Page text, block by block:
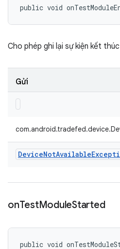
public void
Cho phép ghi lại sự kiện kết
Gửi
DeviceNotAvailable
onTestModuleStarted
public void